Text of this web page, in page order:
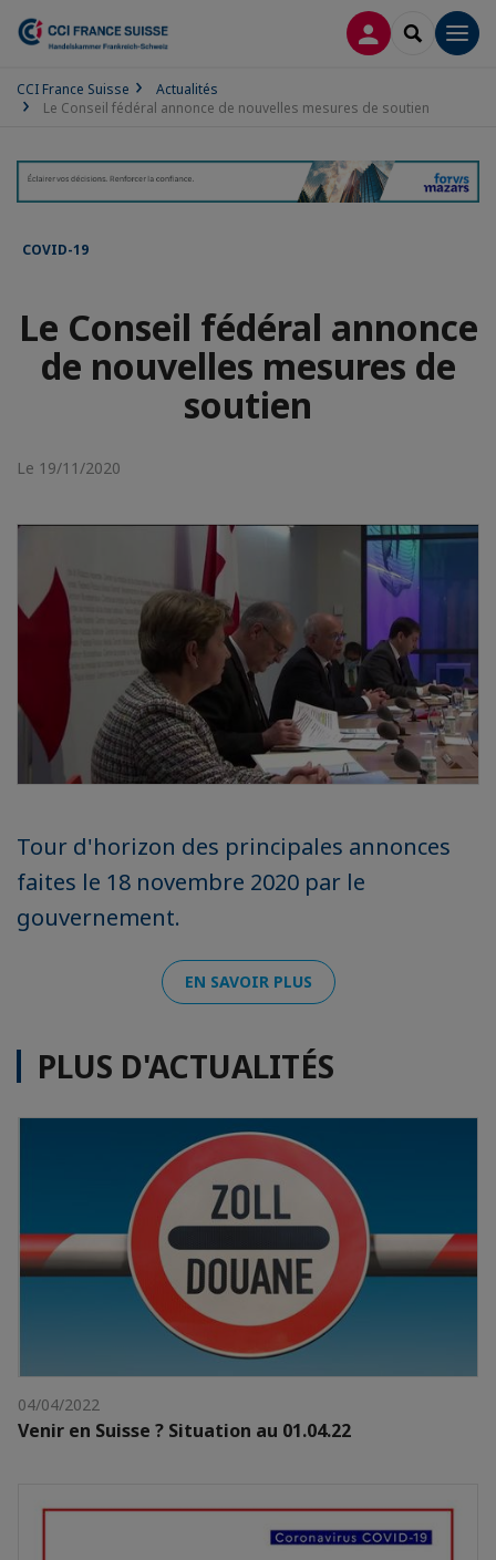
CONNEXION
CCI France Suisse
Actualités
Le Conseil fédéral annonce de nouvelles mesures de soutien
COVID-19
Le Conseil fédéral annonce
de nouvelles mesures de
soutien
Le 19/11/2020
Tour d'horizon des principales annonces
faites le 18 novembre 2020 par le
gouvernement.
EN SAVOIR PLUS
PLUS D'ACTUALITÉS
04/04/2022
Venir en Suisse ? Situation au 01.04.22